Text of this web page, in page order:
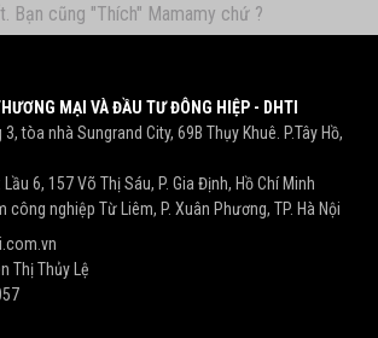
Bạn cũng "Thích" Mamamy chứ ?
MẠI VÀ ĐẦU TƯ ĐÔNG HIỆP - DHTI
tòa nhà Sungrand City, 69B Thụy Khuê. P.Tây Hồ,
6, 157 Võ Thị Sáu, P. Gia Định, Hồ Chí Minh
công nghiệp Từ Liêm, P. Xuân Phương, TP. Hà Nội
Thị Thủy Lệ